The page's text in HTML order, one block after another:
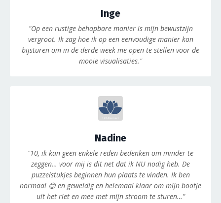
Inge
"Op een rustige behapbare manier is mijn bewustzijn
vergroot. Ik zag hoe ik op een eenvoudige manier kon
bijsturen om in de derde week me open te stellen voor de
mooie visualisaties."
Nadine
"10, ik kan geen enkele reden bedenken om minder te
zeggen… voor mij is dit net dat ik NU nodig heb. De
puzzelstukjes beginnen hun plaats te vinden. Ik ben
normaal 😊 en geweldig en helemaal klaar om mijn bootje
uit het riet en mee met mijn stroom te sturen…"